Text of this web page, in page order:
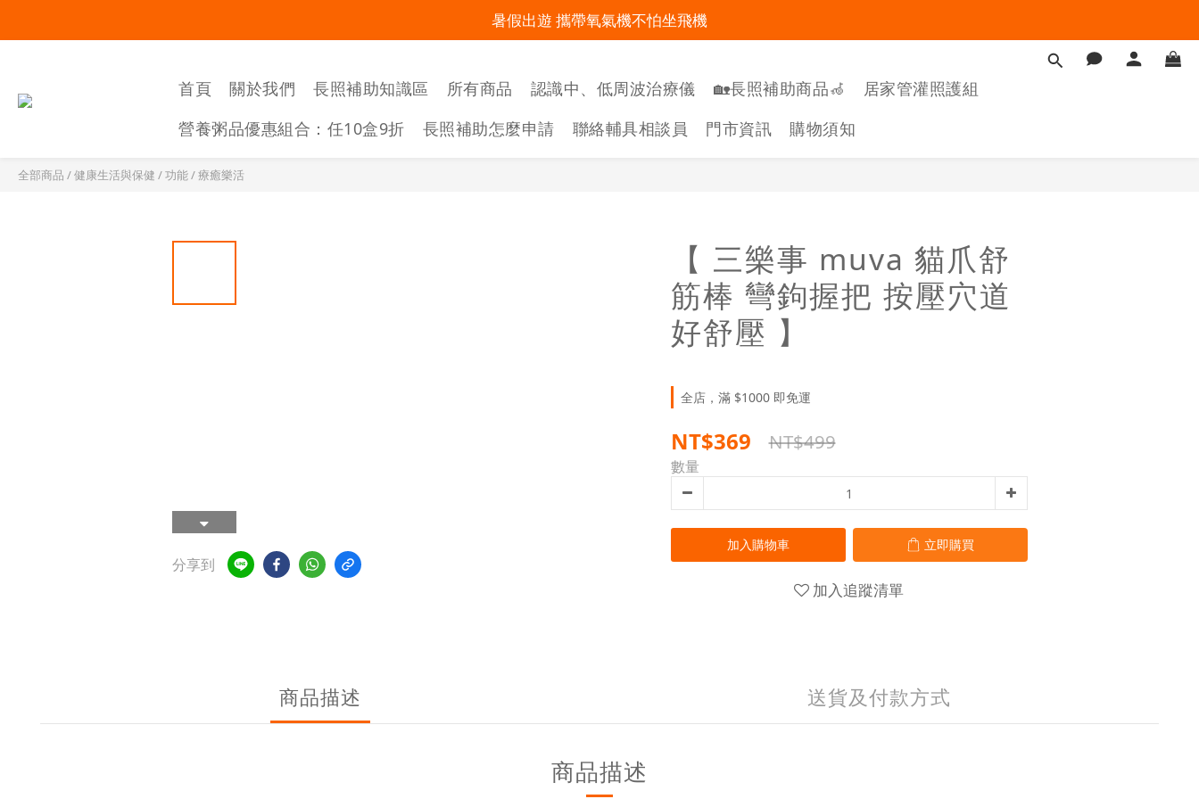
明陽來村全館免運優惠中
暑假出遊 攜帶氧氣機不怕坐飛機
首頁 關於我們 長照補助知識區 所有商品 認識中、低周波治療儀 🏡長照補助商品🦽
居家管灌照護組
營養粥品優惠組合：任10盒9折
長照補助怎麼申請 聯絡輔具相談員 門市資訊 購物須知
全部商品 /健康生活與保健 /功能/療癒樂活
分享到
【 三樂事 muva 貓爪舒
筋棒 彎鉤握把 按壓穴道
好舒壓 】
全店，滿 $1000 即免運
NT$369 NT$499
數量
加入購物車 立即購買
加入追蹤清單
商品描述 送貨及付款方式
商品描述